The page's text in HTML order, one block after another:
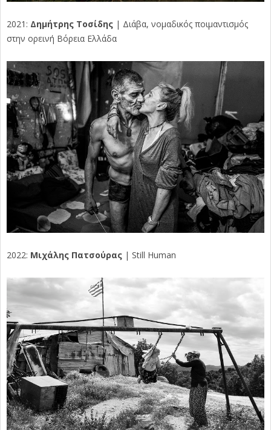
2021: Δημήτρης Τοσίδης | Διάβα, νομαδικός ποιμαντισμός
στην ορεινή Βόρεια Ελλάδα
2022: Μιχάλης Πατσούρας | Still Human